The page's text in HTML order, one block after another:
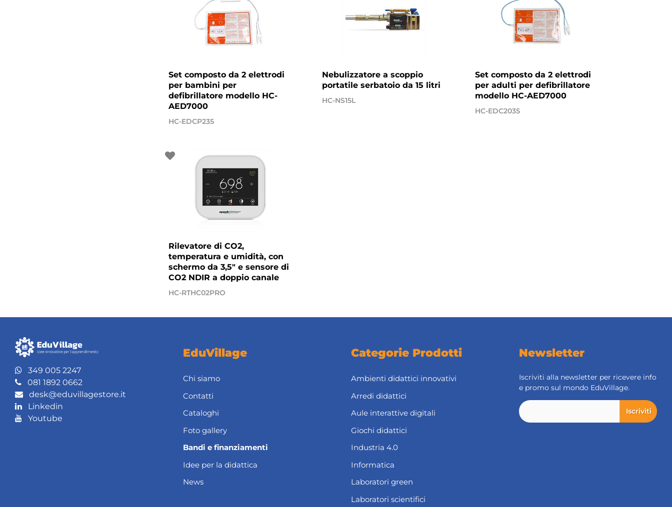
Set composto da 2 elettrodi
per bambini per
defibrillatore modello HC-
AED7000
HC-EDCP235
Nebulizzatore a scoppio
portatile serbatoio da 15 litri
HC-NS15L
Set composto da 2 elettrodi
per adulti per defibrillatore
modello HC-AED7000
HC-EDC2035
Rilevatore di CO2,
temperatura e umidità, con
schermo da 3,5" e sensore di
CO2 NDIR a doppio canale
HC-RTHC02PRO
349 005 2247
081 1892 0662
desk@eduvillagestore.it
Linkedin
Youtube
EduVillage
Chi siamo
Contatti
Cataloghi
Foto gallery
Bandi e finanziamenti
Idee per la didattica
News
Categorie Prodotti
Ambienti didattici innovativi
Arredi didattici
Aule interattive digitali
Giochi didattici
Industria 4.0
Informatica
Laboratori green
Laboratori scientifici
Newsletter
Iscriviti alla newsletter per ricevere info
e promo sul mondo EduVillage.